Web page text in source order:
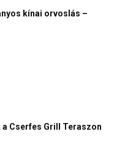
kínai orvoslás –
Cserfes Grill Teraszon